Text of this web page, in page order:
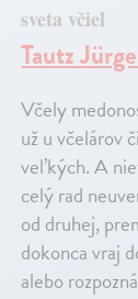
sveta včiel
Tautz
Včely
už u včelárov
veľkých. A
celý rad
od druhej,
dokonca vraj
alebo